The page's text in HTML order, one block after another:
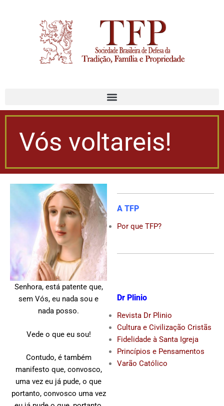
Vós voltareis!
Senhora, está patente que,
sem Vós, eu nada sou e
nada posso.
Vede o que eu sou!
Contudo, é também
manifesto que, convosco,
uma vez eu já pude, o que
portanto, convosco uma vez
A TFP
Por que TFP?
Dr Plinio
Revista Dr Plinio
Cultura e Civilização Cristãs
Fidelidade à Santa Igreja
Princípios e Pensamentos
Varão Católico